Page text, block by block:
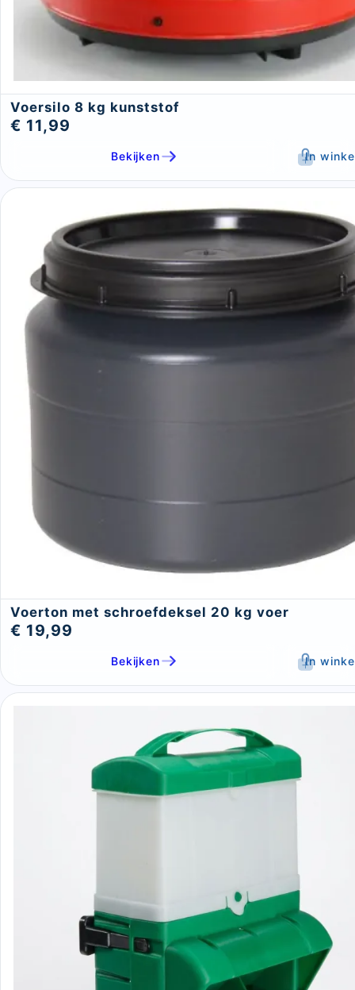
Voersilo 8 kg kunststof
€ 11,99
Bekijken In
Voerton met schroefdeksel 20 kg voer
€ 19,99
Bekijken In